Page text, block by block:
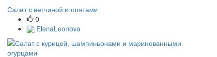
Салат с ветчиной и опятами
0
ElenaLeonova